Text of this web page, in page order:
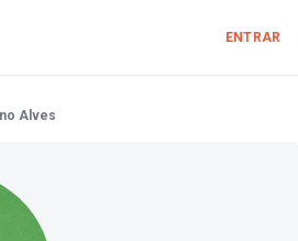
ENTRAR
Alves